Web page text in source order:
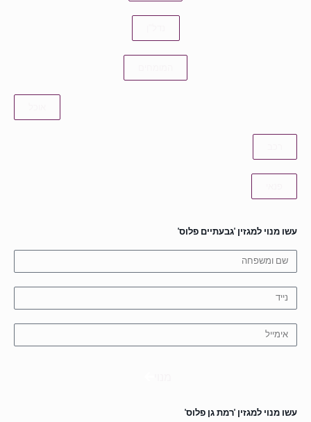
עשו מנוי למגזין 'גבעתיים פלוס'
עשו מנוי למגזין 'רמת גן פלוס'